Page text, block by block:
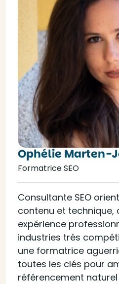
Ophélie Marten-
Formatrice SEO
Consultante SEO
contenu et technique,
expérience
industries très
une formatrice
toutes les clés pour
référencement